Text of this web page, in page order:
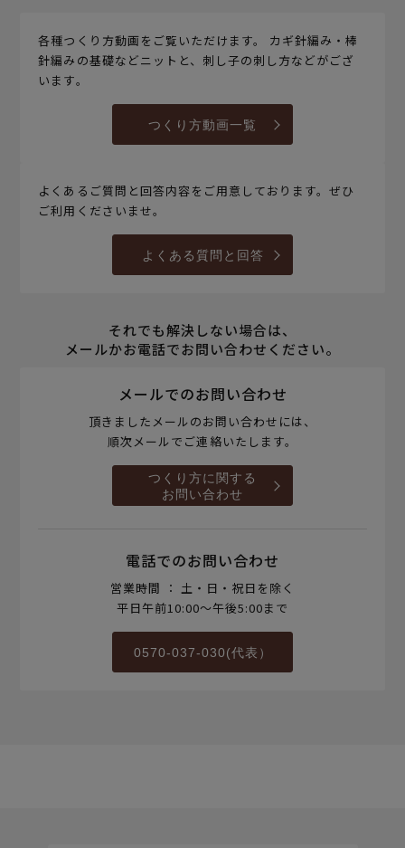
各種つくり方動画をご覧いただけます。 カギ針編み・棒
針編みの基礎などニットと、刺し子の刺し方などがござ
います。
つくり方動画一覧
よくあるご質問と回答内容をご用意しております。ぜひ
ご利用くださいませ。
よくある質問と回答
それでも解決しない場合は、
メールかお電話でお問い合わせください。
メールでのお問い合わせ
頂きましたメールのお問い合わせには、
順次メールでご連絡いたします。
つくり方に関する
お問い合わせ
電話でのお問い合わせ
営業時間 ： 土・日・祝日を除く
平日午前10:00～午後5:00まで
0570-037-030(代表）